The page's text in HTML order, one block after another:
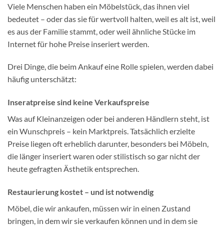
Viele Menschen haben ein Möbelstück, das ihnen viel
bedeutet – oder das sie für wertvoll halten, weil es alt ist, weil
es aus der Familie stammt, oder weil ähnliche Stücke im
Internet für hohe Preise inseriert werden.
Drei Dinge, die beim Ankauf eine Rolle spielen, werden dabei
häufig unterschätzt:
Inseratpreise sind keine Verkaufspreise
Was auf Kleinanzeigen oder bei anderen Händlern steht, ist
ein Wunschpreis – kein Marktpreis. Tatsächlich erzielte
Preise liegen oft erheblich darunter, besonders bei Möbeln,
die länger inseriert waren oder stilistisch so gar nicht der
heute gefragten Ästhetik entsprechen.
Restaurierung kostet – und ist notwendig
Möbel, die wir ankaufen, müssen wir in einen Zustand
bringen, in dem wir sie verkaufen können und in dem sie